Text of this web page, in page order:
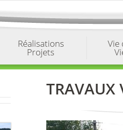
Réalisations
Projets
Vie
TRAVAUX